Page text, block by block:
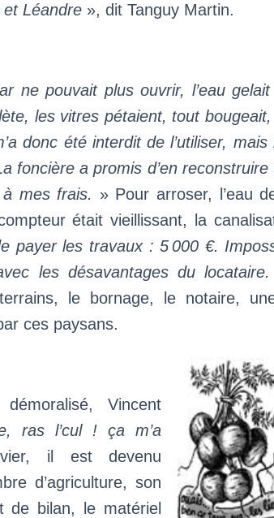
Léandre», dit Tanguy Martin.
ne pouvait plus ouvrir, l’eau
les vitres pétaient, tout bougeait,
donc été interdit de l’utiliser,
foncière a promis d’en
à mes frais. » Pour arroser, l’eau
était vieillissant, la
payer les travaux : 5 000 €.
les désavantages du locataire.
le bornage, le notaire,
ces paysans.
Vincent
ras l’cul ! ça m’a
il est devenu
d’agriculture, son
de bilan, le matériel